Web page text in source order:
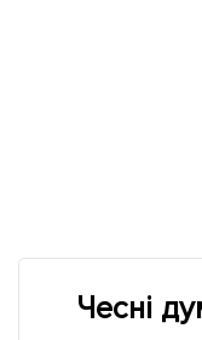
Чесні